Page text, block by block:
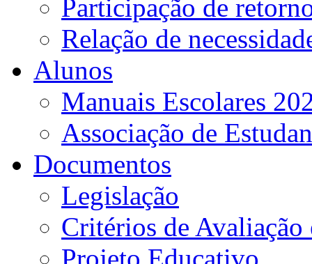
Participação de
Relação de
Alunos
Manuais Escolares
Associação de
Documentos
Legislação
Critérios de